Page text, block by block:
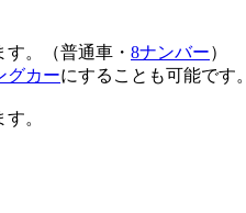
。（普通車・ 8ナンバー）
グカーにすることも可能です。
。